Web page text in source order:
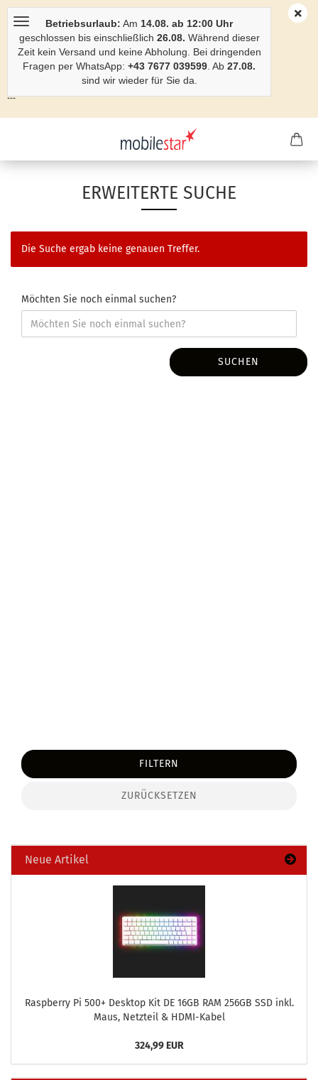
Betriebsurlaub: Am 14.08. ab 12:00 Uhr
geschlossen bis einschließlich 26.08. Während dieser
Zeit kein Versand und keine Abholung. Bei dringenden
Fragen per WhatsApp: +43 7677 039599 . Ab 27.08.
sind wir wieder für Sie da.
```
ERWEITERTE SUCHE
Die Suche ergab keine genauen Treffer.
Möchten Sie noch einmal suchen?
SUCHEN
FILTERN
ZURÜCKSETZEN
Neue Artikel
Raspber­ry Pi 500+ Desk­top Kit DE 16GB RAM 256GB SSD inkl.
Maus, Netz­teil & HDMI-​Kabel
324,99 EUR